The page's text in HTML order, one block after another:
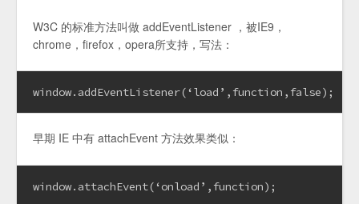
W3C 的标准方法叫做 addEventListener ，被IE9，
chrome，firefox，opera所支持，写法：
window.addEventListener(‘load’,function,false);
早期 IE 中有 attachEvent 方法效果类似：
window.attachEvent(‘onload’,function);